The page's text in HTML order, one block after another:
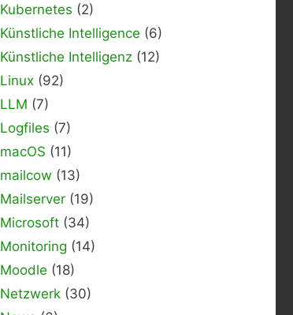
Kubernetes (2)
Künstliche Intelligence (6)
Künstliche Intelligenz (12)
Linux (92)
LLM (7)
Logfiles (7)
macOS (11)
mailcow (13)
Mailserver (19)
Microsoft (34)
Monitoring (14)
Moodle (18)
Netzwerk (30)